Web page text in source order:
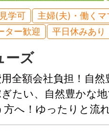
見学可
主婦(夫)・働くマ
ター歓迎
平日休みあり
ーズ
全額会社負担！自
たい、自然豊かな
へ！ゆったりと流
合う介護をしてみ